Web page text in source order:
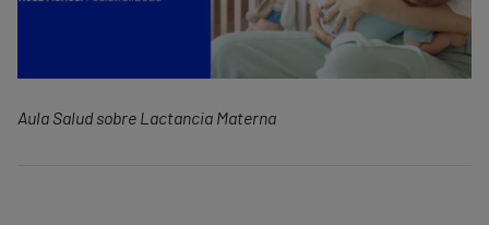
Aula Salud sobre Lactancia Materna